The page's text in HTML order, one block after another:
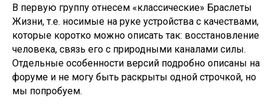
В первую группу отнесем «классические» Браслеты
Жизни, т.е. носимые на руке устройства с качествами,
которые коротко можно описать так: восстановление
человека, связь его с природными каналами силы.
Отдельные особенности версий подробно описаны на
форуме и не могу быть раскрыты одной строчкой, но
мы попробуем.